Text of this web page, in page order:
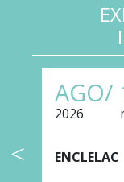
AGO/
2026
ENCLELAC